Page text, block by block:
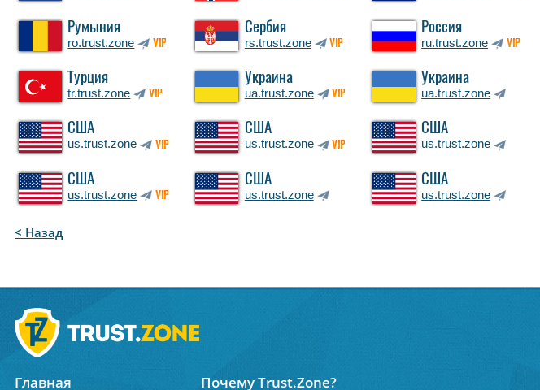
Румыния
ro.trust.zone VIP
Сербия
rs.trust.zone VIP
Россия
ru.trust.zone VIP
Турция
tr.trust.zone VIP
Украина
ua.trust.zone VIP
Украина
ua.trust.zone
США
us.trust.zone VIP
США
us.trust.zone VIP
США
us.trust.zone
США
us.trust.zone VIP
США
us.trust.zone
США
us.trust.zone
< Назад
Главная Почему Trust.Zone?